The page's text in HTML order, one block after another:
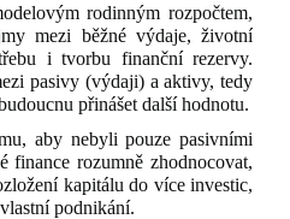
rodinným rozpočtem,
mezi běžné výdaje, životní
i tvorbu finanční rezervy.
pasivy (výdaji) a aktivy, tedy
přinášet další hodnotu.
aby nebyli pouze pasivními
finance rozumně zhodnocovat,
kapitálu do více investic,
podnikání.